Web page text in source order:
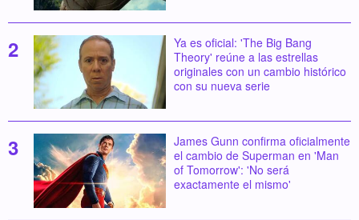
Ya es oficial: 'The Big Bang
Theory' reúne a las estrellas
originales con un cambio histórico
con su nueva serie
James Gunn confirma oficialmente
el cambio de Superman en 'Man
of Tomorrow': 'No será
exactamente el mismo'